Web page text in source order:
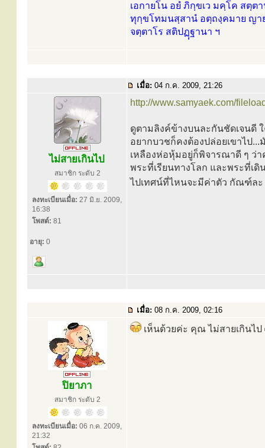
เอกายโน อยํ ภิกฺขเว มคฺโค สตฺต
ทุกฺขโทมนสฺสานํ อตฺถงฺคมาย ญา
จตฺตาโร สติปฏฺฺฐานา ฯ
เมื่อ: 04 ก.ค. 2009, 21:26
ไม่สายเกินไป
สมาชิก ระดับ 2
ลงทะเบียนเมื่อ: 27 มิ.ย. 2009,
16:38
โพสต์: 81
อายุ: 0
http://www.samyaek.com/
ดูตามลิงค์ข้างบนละกันชัดเจนดี
อยากบวชก็คงต้องปล่อยเขาไป
เหลืองห่อหุ้มอยู่ก็พิจารณาดี ๆ ว่
พระที่เรียนทางโลก และพระที่เ
ไปเทศน์ที่ไหนจะมีค่าตัว กัณฑ์ละ
เมื่อ: 08 ก.ค. 2009, 02:16
ปิยาภา
สมาชิก ระดับ 2
ลงทะเบียนเมื่อ: 06 ก.ค. 2009,
21:32
เห็นด้วยค่ะ คุณ ไม่สายเกินไป